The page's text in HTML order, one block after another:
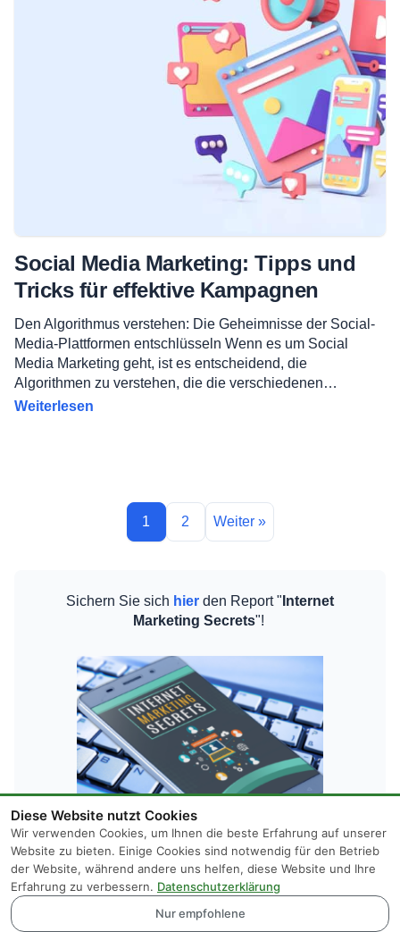
Social Media Marketing: Tipps und
Tricks für effektive Kampagnen
Den Algorithmus verstehen: Die Geheimnisse der Social-
Media-Plattformen entschlüsseln Wenn es um Social
Media Marketing geht, ist es entscheidend, die
Algorithmen zu verstehen, die die verschiedenen…
Weiterlesen
der
Beiträge
1 2 Weiter »
Sichern Sie sich hier den Report " Internet
Marketing Secrets"!
Diese Website nutzt Cookies
Wir verwenden Cookies, um Ihnen die beste Erfahrung auf unserer
Website zu bieten. Einige Cookies sind notwendig für den Betrieb
der Website, während andere uns helfen, diese Website und Ihre
Erfahrung zu verbessern. Datenschutzerklärung
Nur empfohlene